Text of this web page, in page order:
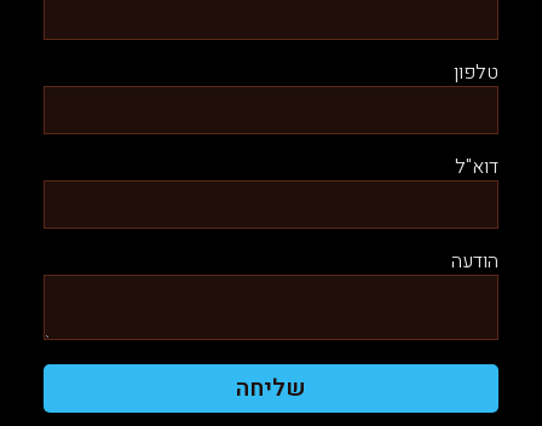
טלפון
דוא"ל
הודעה
שליחה